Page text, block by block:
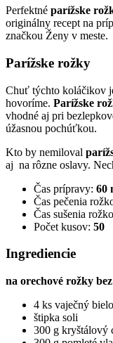
Perfektné parížske
originálny recept na
značkou Ženy v meste.
Parížske rožky
Chuť týchto koláčikov
hovoríme. Parížske
vhodné aj pri
úžasnou pochúťkou.
Kto by nemiloval
aj na rôzne oslavy.
Čas prípravy: 60
Čas pečenia
Čas sušenia
Počet kusov: 50
Ingrediencie
na orechové rožky
4 ks vaječný
štipka soli
300 g kryštálový